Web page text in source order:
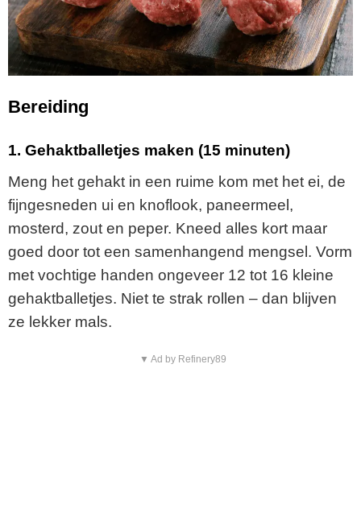
Bereiding
1. Gehaktballetjes maken (15 minuten)
Meng het gehakt in een ruime kom met het ei, de
fijngesneden ui en knoflook, paneermeel,
mosterd, zout en peper. Kneed alles kort maar
goed door tot een samenhangend mengsel. Vorm
met vochtige handen ongeveer 12 tot 16 kleine
gehaktballetjes. Niet te strak rollen – dan blijven
ze lekker mals.
▼ Ad by Refinery89